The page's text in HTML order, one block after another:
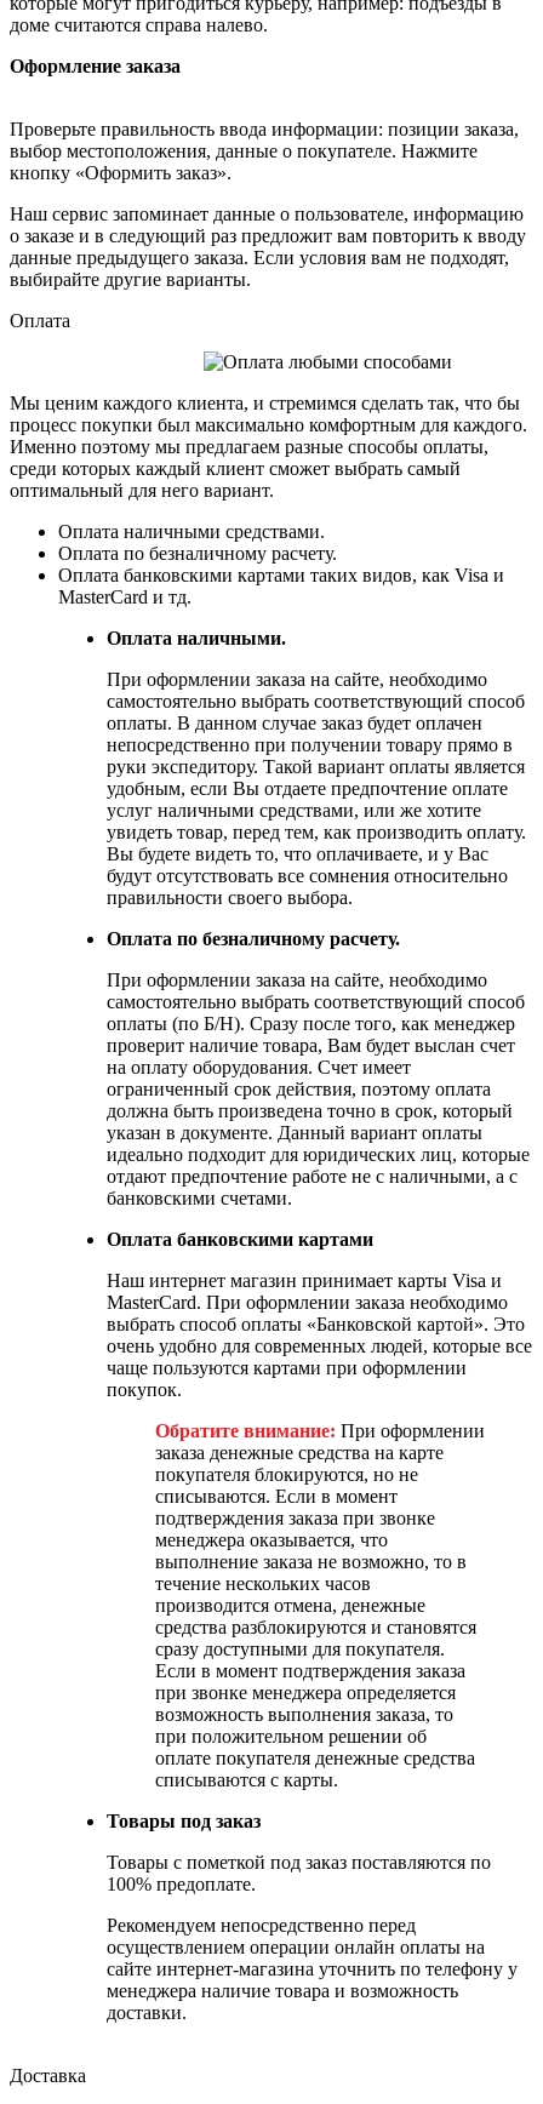
доме считаются справа налево.
Оформление заказа
Проверьте правильность ввода информации: позиции заказа,
выбор местоположения, данные о покупателе. Нажмите
кнопку «Оформить заказ».
Наш сервис запоминает данные о пользователе, информацию
о заказе и в следующий раз предложит вам повторить к вводу
данные предыдущего заказа. Если условия вам не подходят,
выбирайте другие варианты.
Оплата
Мы ценим каждого клиента, и стремимся сделать так, что бы
процесс покупки был максимально комфортным для каждого.
Именно поэтому мы предлагаем разные способы оплаты,
среди которых каждый клиент сможет выбрать самый
оптимальный для него вариант.
Оплата наличными средствами.
Оплата по безналичному расчету.
Оплата банковскими картами таких видов, как Visa и
MasterCard и тд.
Оплата наличными.
При оформлении заказа на сайте, необходимо
самостоятельно выбрать соответствующий способ
оплаты. В данном случае заказ будет оплачен
непосредственно при получении товару прямо в
руки экспедитору. Такой вариант оплаты является
удобным, если Вы отдаете предпочтение оплате
услуг наличными средствами, или же хотите
увидеть товар, перед тем, как производить оплату.
Вы будете видеть то, что оплачиваете, и у Вас
будут отсутствовать все сомнения относительно
правильности своего выбора.
Оплата по безналичному расчету.
При оформлении заказа на сайте, необходимо
самостоятельно выбрать соответствующий способ
оплаты (по Б/Н). Сразу после того, как менеджер
проверит наличие товара, Вам будет выслан счет
на оплату оборудования. Счет имеет
ограниченный срок действия, поэтому оплата
должна быть произведена точно в срок, который
указан в документе. Данный вариант оплаты
идеально подходит для юридических лиц, которые
отдают предпочтение работе не с наличными, а с
банковскими счетами.
Оплата банковскими картами
Наш интернет магазин принимает карты Visa и
MasterCard. При оформлении заказа необходимо
выбрать способ оплаты «Банковской картой». Это
очень удобно для современных людей, которые все
чаще пользуются картами при оформлении
покупок.
Обратите внимание: При оформлении
заказа денежные средства на карте
покупателя блокируются, но не
списываются. Если в момент
подтверждения заказа при звонке
менеджера оказывается, что
выполнение заказа не возможно, то в
течение нескольких часов
производится отмена, денежные
средства разблокируются и становятся
сразу доступными для покупателя.
Если в момент подтверждения заказа
при звонке менеджера определяется
возможность выполнения заказа, то
при положительном решении об
оплате покупателя денежные средства
списываются с карты.
Товары под заказ
Товары с пометкой под заказ поставляются по
100% предоплате.
Рекомендуем непосредственно перед
осуществлением операции онлайн оплаты на
сайте интернет-магазина уточнить по телефону у
менеджера наличие товара и возможность
доставки.
Доставка